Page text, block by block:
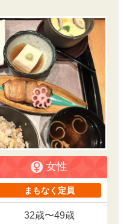
女性
まもなく定員
32歳〜49歳